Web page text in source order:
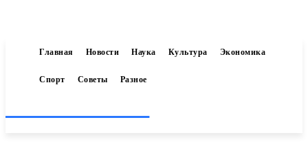
Главная Новости Наука Культура Экономика
Спорт Советы Разное